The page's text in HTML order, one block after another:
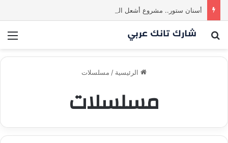
بحث عن
الرئيسية / مسلسلات
مسلسلات